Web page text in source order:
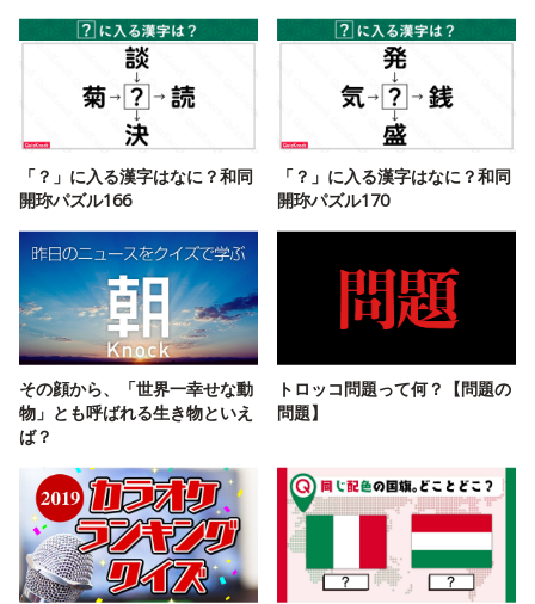
「？」に入る漢字はなに？和同
開珎パズル166
「？」に入る漢字はなに？和同
開珎パズル170
その顔から、「世界一幸せな動
物」とも呼ばれる生き物といえ
ば？
トロッコ問題って何？【問題の
問題】